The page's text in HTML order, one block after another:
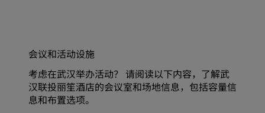
会议和活动设施
考虑在武汉举办活动？ 请阅读以下内容，了解武
汉联投丽笙酒店的会议室和场地信息，包括容量信
息和布置选项。